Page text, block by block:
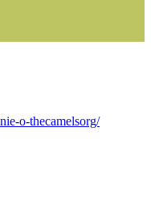
o-thecamelsorg/